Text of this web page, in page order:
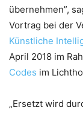
übernehmen”,
Vortrag bei der
Künstliche
April 2018 im
Codes im
„Ersetzt wird